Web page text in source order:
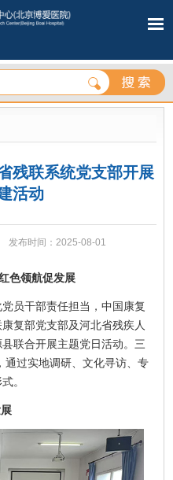
残联系统党支部开展
活动
发布时间：2025-08-01
色领航促发展
员干部责任担当，中国康复
复部党支部及河北省残疾人
联合开展主题党日活动。三
通过实地调研、文化寻访、专
。